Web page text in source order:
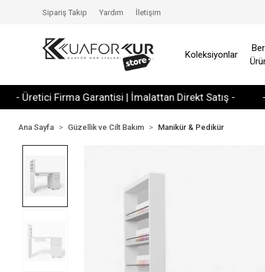
Firma Garantisi | İmalattan Direkt Satış - - Tüm
Sipariş Takip Yardım İletişim
Koleksiyonlar
Ana Sayfa Güzellik ve Cilt Bakım Manikür & Pedikür